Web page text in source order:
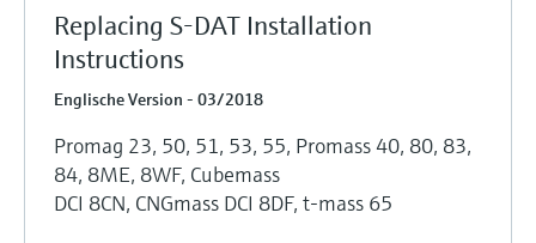
Replacing S-DAT Installation
Instructions
Englische Version - 03/2018
Promag 23, 50, 51, 53, 55, Promass 40, 80, 83,
84, 8ME, 8WF, Cubemass
DCI 8CN, CNGmass DCI 8DF, t-mass 65